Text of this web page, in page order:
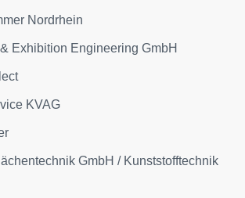
Nordrhein
Exhibition Engineering GmbH
KVAG
GmbH / Kunststofftechnik